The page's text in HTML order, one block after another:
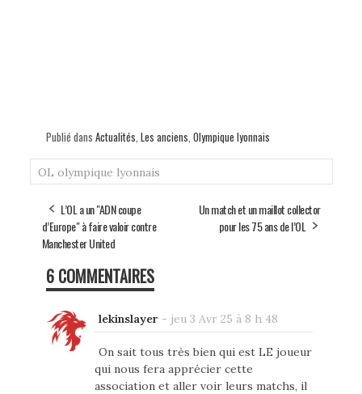
Publié dans Actualités Les anciens Olympique lyonnais
OL olympique lyonnais
L’OL a un "ADN coupe
d’Europe" à faire valoir contre
Manchester United
Un match et un maillot collector
pour les 75 ans de l’OL
6 COMMENTAIRES
lekinslayer - jeu 3 Avr 25 à 8 h 48
On sait tous très bien qui est LE joueur
qui nous fera apprécier cette
association et aller voir leurs matchs, il